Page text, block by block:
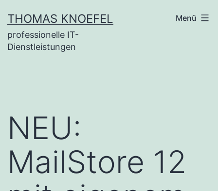
Inhalt
springen
THOMAS KNOEFEL
professionelle IT-
Dienstleistungen
Menü
NEU:
MailStore 12